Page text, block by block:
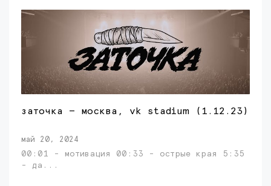
заточка — москва, vk stadium (1.12.23)
май 20, 2024
00:01 - мотивация 00:33 - острые края 5:35
- да...